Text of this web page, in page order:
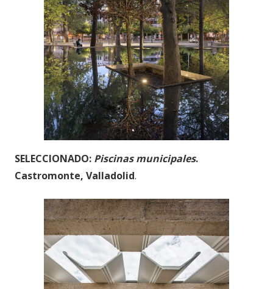
SELECCIONADO: Piscinas municipales.
Castromonte, Valladolid.